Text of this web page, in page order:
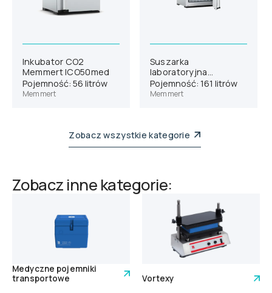
Inkubator CO2
Memmert ICO50med
Pojemność: 56 litrów
Memmert
Suszarka
laboratoryjna
Memmert UF160
Pojemność: 161 litrów
Memmert
Zobacz wszystkie kategorie
Zobacz inne kategorie:
Medyczne pojemniki
transportowe
Vortexy